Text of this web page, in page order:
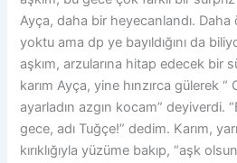
Ayça, daha bir heyecanlandı.
yoktu ama dp ye bayıldığını da
aşkım, arzularına hitap edecek bir
karım Ayça, yine hınzırca gülerek
ayarladın azgın kocam” deyiverdi.
gece, adı Tuğçe!” dedim. Karım,
kırıklığıyla yüzüme bakıp, “aşk